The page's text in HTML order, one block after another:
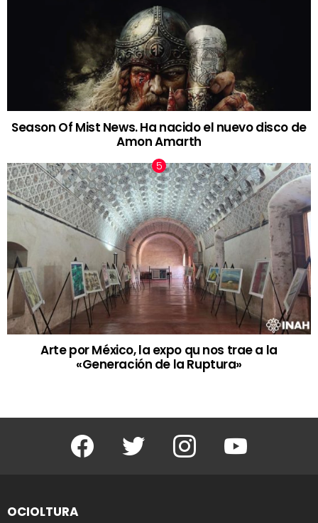
Season Of Mist News. Ha nacido el nuevo disco de
Amon Amarth
Arte por México, la expo qu nos trae a la
«Generación de la Ruptura»
Facebook Twitter Instagram Youtube
OCIOLTURA